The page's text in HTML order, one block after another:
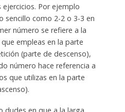
Por ejemplo
sencillo como 2-2 o 3-3 en
número se refiere a la
empleas en la parte
(parte de descenso),
número hace referencia a
que utilizas en la parte
dudes en que a la larga